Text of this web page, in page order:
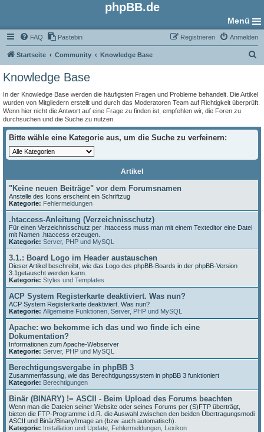
phpBB.de
Menü
FAQ Pastebin Anmelden
Registrieren
Startseite Community Knowledge Base
h
Knowledge Base
In der Knowledge Base werden die häufigsten Fragen und Probleme behandelt. Die Artikel
wurden von Mitgliedern erstellt und durch das Moderatoren Team auf Richtigkeit überprüft.
Wenn hier nicht die Antwort auf eine Frage zu finden ist, empfehlen wir, die Foren zu
durchsuchen und die Suche zu nutzen.
Bitte wähle eine Kategorie aus, um die Suche zu verfeinern:
Artikel
"Keine neuen Beiträge" vor dem Forumsnamen
Anstelle des Icons erscheint ein Schriftzug
Kategorie: Fehlermeldungen
.htaccess-Anleitung (Verzeichnisschutz)
Für einen Verzeichnisschutz per .htaccess muss man mit einem Texteditor eine Datei
mit Namen .htaccess erzeugen.
Kategorie: Server, PHP und MySQL
3.1.: Board Logo im Header austauschen
Dieser Artikel beschreibt, wie das Logo des phpBB-Boards in der phpBB-Version
3.1getauscht werden kann.
Kategorie: Styles und Templates
ACP System Registerkarte deaktiviert. Was nun?
ACP System Registerkarte deaktiviert. Was nun?
Kategorie: Allgemeine Funktionen Server, PHP und MySQL
Apache: wo bekomme ich das und wo finde ich eine
Dokumentation?
Informationen zum Apache-Webserver
Kategorie: Server, PHP und MySQL
Berechtigungsvergabe in phpBB 3
Zusammenfassung, wie das Berechtigungssystem in phpBB 3 funktioniert
Kategorie: Berechtigungen
Binär (BINARY) != ASCII - Beim Upload des Forums beachten
Wenn man die Dateien seiner Website oder seines Forums per (S)FTP überträgt,
bieten die FTP-Programme i.d.R. die Auswahl zwischen den beiden Übertragungsmodi
ASCII und Binär/Binary/Image an (bzw. auch automatisch).
Kategorie: Installation und Update Fehlermeldungen Lexikon